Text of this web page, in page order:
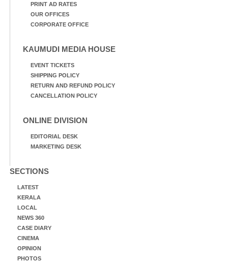
PRINT AD RATES
OUR OFFICES
CORPORATE OFFICE
KAUMUDI MEDIA HOUSE
EVENT TICKETS
SHIPPING POLICY
RETURN AND REFUND POLICY
CANCELLATION POLICY
ONLINE DIVISION
EDITORIAL DESK
MARKETING DESK
SECTIONS
LATEST
KERALA
LOCAL
NEWS 360
CASE DIARY
CINEMA
OPINION
PHOTOS